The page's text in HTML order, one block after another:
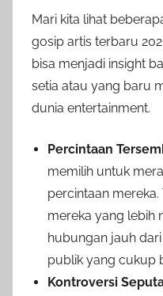
Mari kita lihat
gosip artis terbaru
bisa menjadi insight
setia atau yang baru
dunia entertainment.
Percintaan
memilih untuk
percintaan
mereka yang lebih
hubungan jauh
publik yang cukup
Kontroversi